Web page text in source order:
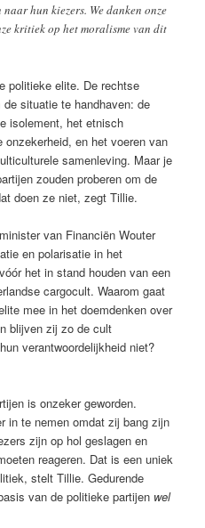
hun kiezers. We danken onze
kritiek op het moralisme van dit
politieke elite. De rechtse
situatie te handhaven: de
isolement, het etnisch
onzekerheid, en het voeren van
samenleving. Maar je
zouden proberen om de
doen ze niet, zegt Tillie.
van Financiën Wouter
en polarisatie in het
het in stand houden van een
cargocult. Waarom gaat
mee in het doemdenken over
blijven zij zo de cult
verantwoordelijkheid niet?
is onzeker geworden.
in te nemen omdat zij bang zijn
zijn op hol geslagen en
reageren. Dat is een uniek
stelt Tillie. Gedurende
van de politieke partijen wel